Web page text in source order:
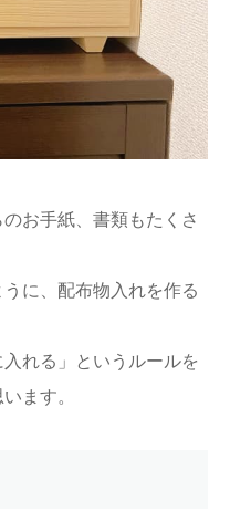
お手紙、書類もたくさ
に、配布物入れを作る
れる」というルールを
ます。